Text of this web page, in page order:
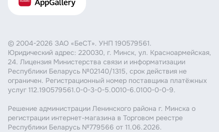
© 2004-2026 ЗАО «БеСТ». УНП 190579561.
Юридический адрес: 220030, г. Минск, ул. Красноармейская,
24. Лицензия Министерства связи и информатизации
Республики Беларусь №02140/1315, срок действия не
ограничен. Регистрационный номер поставщика платёжных
услуг 112.190579561.0-0-3-0-5.0010-6.0100-0-0-9.
Решение администрации Ленинского района г. Минска о
регистрации интернет-магазина в Торговом реестре
Республики Беларусь №779566 от 11.06.2026.